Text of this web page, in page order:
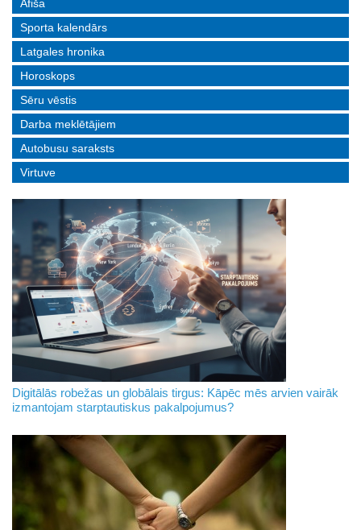
Afiša
Sporta kalendārs
Latgales hronika
Horoskops
Sēru vēstis
Darba meklētājiem
Autobusu saraksts
Virtuve
Digitālās robežas un globālais tirgus: Kāpēc mēs arvien vairāk
izmantojam starptautiskus pakalpojumus?